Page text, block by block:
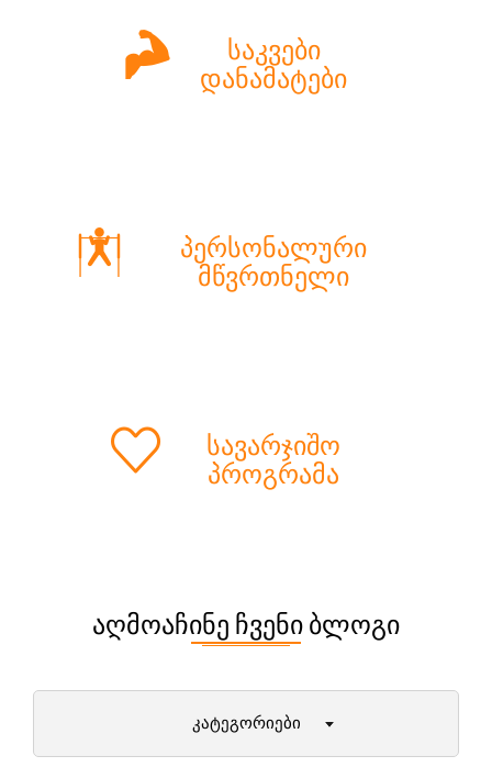
საკვები
დანამატები
პერსონალური
მწვრთნელი
სავარჯიშო
პროგრამა
ᲐᲦᲛᲝᲐᲩᲘᲜᲔ ᲩᲕᲔᲜᲘ ᲑᲚᲝᲒᲘ
ᲙᲐᲢᲔᲒᲝᲠᲘᲔᲑᲘ